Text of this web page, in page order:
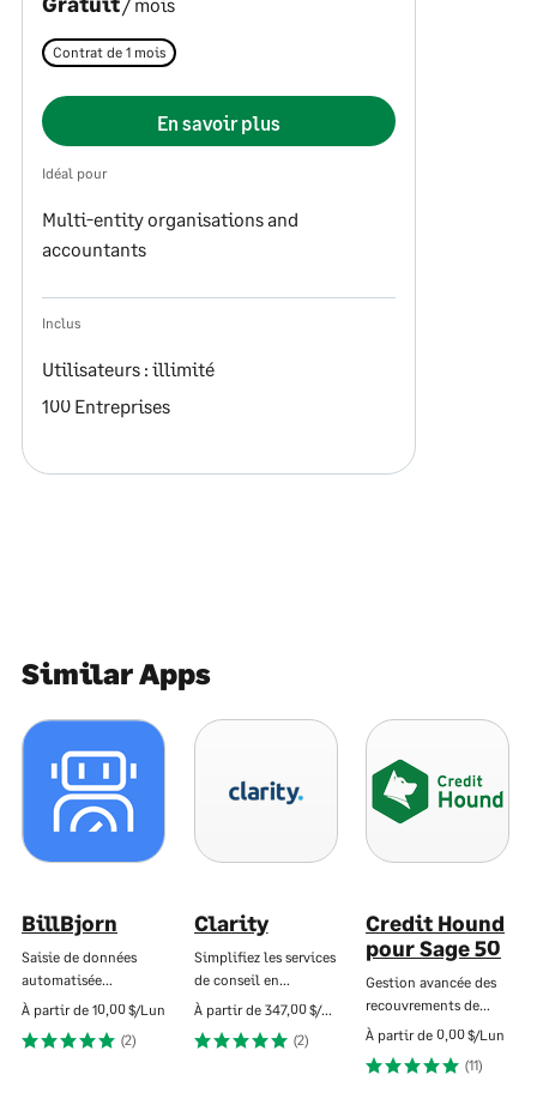
Contrat de 1 mois
En savoir plus
Idéal pour
Multi-entity organisations and
accountants
Inclus
Utilisateurs : illimité
100 Entreprises
Similar Apps
BillBjorn
Saisie de données
automatisée…
À partir de 10,00 $/Lun
(2)
Clarity
Simplifiez les services
de conseil en…
À partir de 347,00 $/Lun
(2)
Credit Hound
pour Sage 50
Gestion avancée des
recouvrements de…
À partir de 0,00 $/Lun
(11)